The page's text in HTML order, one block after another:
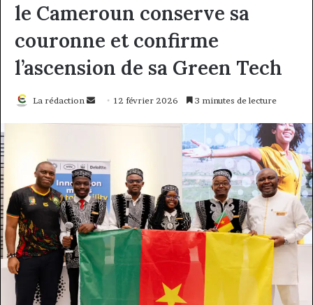
le Cameroun conserve sa
couronne et confirme
l’ascension de sa Green Tech
La rédaction
Envoyer12 février 2026 3 minutes de lecture